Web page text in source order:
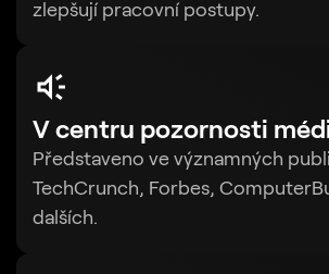
zlepšují pracovní postupy.
V centru pozornosti
Představeno ve významných
TechCrunch, Forbes,
dalších.